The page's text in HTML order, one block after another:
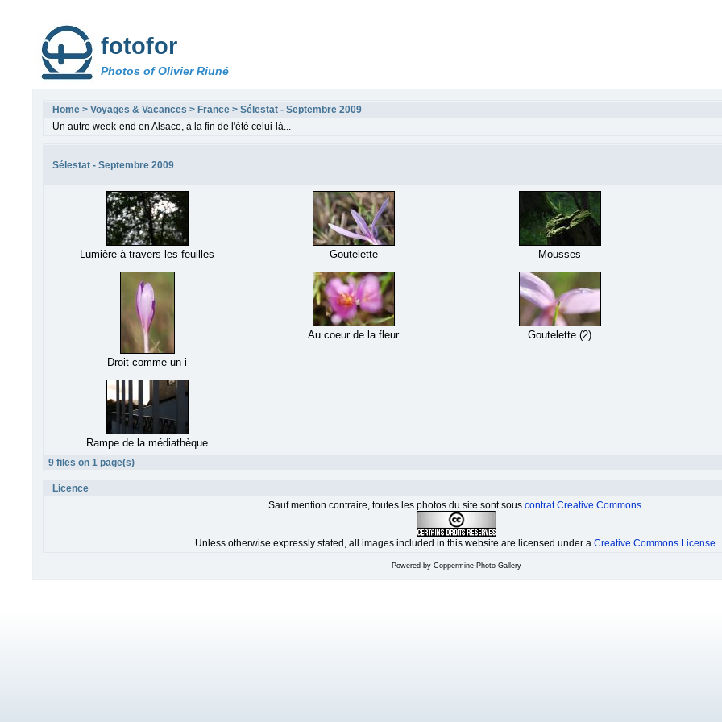
fotofor
Photos of Olivier Riuné
Home > Voyages & Vacances > France > Sélestat - Septembre 2009
Un autre week-end en Alsace, à la fin de l'été celui-là...
Sélestat - Septembre 2009
Lumière à travers les feuilles Goutelette Mousses
Droit comme un i
Au coeur de la fleur Goutelette (2)
Rampe de la médiathèque
9 files on 1 page(s)
Licence
Sauf mention contraire, toutes les photos du site sont sous contrat Creative Commons.
Unless otherwise expressly stated, all images included in this website are licensed under a Creative Commons License.
Powered by Coppermine Photo Gallery